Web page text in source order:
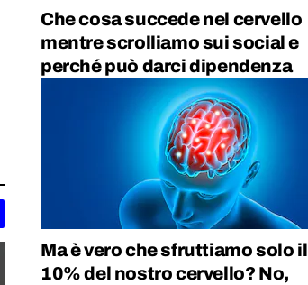
Che cosa succede nel cervello
mentre scrolliamo sui social e
perché può darci dipendenza
Ma è vero che sfruttiamo solo il
10% del nostro cervello? No,